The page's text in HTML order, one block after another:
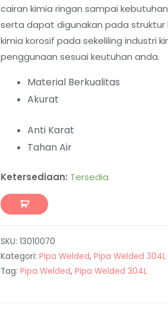
cairan kimia ringan sampai
serta dapat digunakan pada
kimia korosif pada sekeliling industri
penggunaan sesuai keutuhan anda.
Material Berkualitas
Akurat
Anti Karat
Tahan Air
Ketersediaan: Tersedia
SKU: 13010070
Kategori: Pipa Welded, Pipa Welded 304L
Tag: Pipa Welded, Pipa Welded 304L